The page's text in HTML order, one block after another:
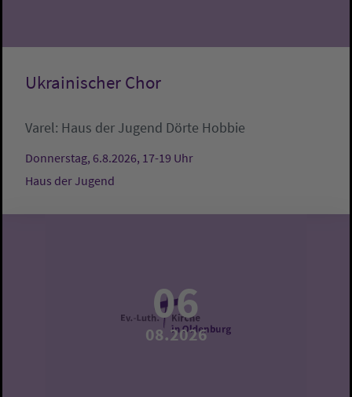
Ukrainischer Chor
Varel: Haus der Jugend Dörte Hobbie
Donnerstag, 6.8.2026, 17-19 Uhr
Haus der Jugend
06
08.2026